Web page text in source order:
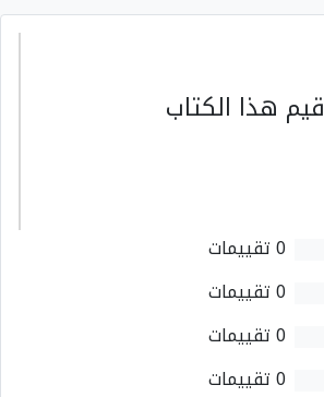
قيم هذا الكتاب
0 تقييمات
0 تقييمات
0 تقييمات
0 تقييمات